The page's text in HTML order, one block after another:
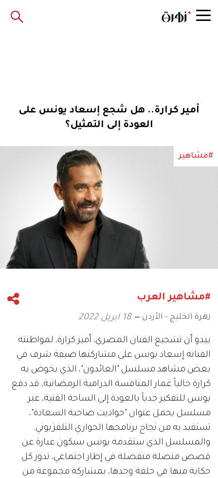
أمير كرارة.. هل شجع إسعاد يونس على
العودة إلى التمثيل؟
#مشاهير
#مشاهير العرب
زهرة الخليج - الأردن 18 ابريل 2022
يبدو أن تشجيع الفنان المصري، أمير كرارة، لمواطنته
الفنانة إسعاد يونس على مشاركتها ضيفة شرف في
بعض مشاهد مسلسل "العائدون"، الذي يخوض به
كرارة حالياً غمار المنافسة الدرامية الرمضانية، قد دفع
يونس للتفكير جدياً بالعودة إلى الساحة الفنية، عبر
مسلسل يحمل عنوان "حواديت صاحبة السعادة"،
تستفيد به من نجاح برنامجها الحواري التلفزيوني.
والمسلسل الذي ستقدمه يونس سيكون عبارة عن
قصص متصلة منفصلة في إطار اجتماعي، تدور كل
حكاية منها في حلقة وحدها، بمشاركة مجموعة من